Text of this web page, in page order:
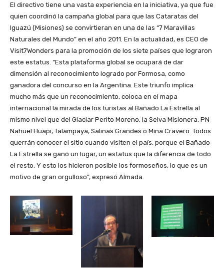
El directivo tiene una vasta experiencia en la iniciativa, ya que fue
quien coordinó la campaña global para que las Cataratas del
Iguazú (Misiones) se convirtieran en una de las “7 Maravillas
Naturales del Mundo” en el año 2011. En la actualidad, es CEO de
Visit7Wonders para la promoción de los siete países que lograron
este estatus. “Esta plataforma global se ocupará de dar
dimensión al reconocimiento logrado por Formosa, como
ganadora del concurso en la Argentina. Este triunfo implica
mucho más que un reconocimiento, coloca en el mapa
internacional la mirada de los turistas al Bañado La Estrella al
mismo nivel que del Glaciar Perito Moreno, la Selva Misionera, PN
Nahuel Huapi, Talampaya, Salinas Grandes o Mina Cravero. Todos
querrán conocer el sitio cuando visiten el país, porque el Bañado
La Estrella se ganó un lugar, un estatus que la diferencia de todo
el resto. Y esto los hicieron posible los formoseños, lo que es un
motivo de gran orgulloso”, expresó Almada.